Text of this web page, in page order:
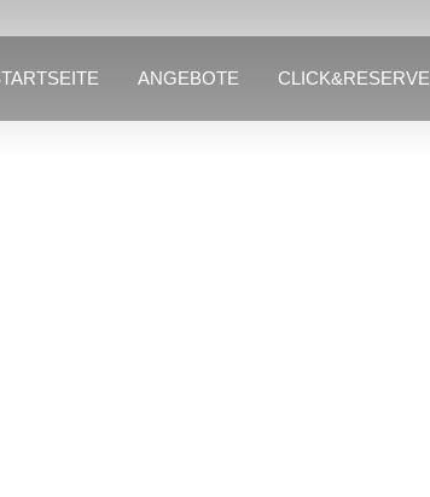
ANGEBOTE CLICK&RESERVE